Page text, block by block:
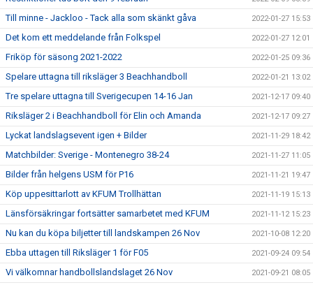
Till minne - Jackloo - Tack alla som skänkt gåva 2022-01-27 15:53
Det kom ett meddelande från Folkspel 2022-01-27 12:01
Friköp för säsong 2021-2022 2022-01-25 09:36
Spelare uttagna till riksläger 3 Beachhandboll 2022-01-21 13:02
Tre spelare uttagna till Sverigecupen 14-16 Jan 2021-12-17 09:40
Riksläger 2 i Beachhandboll för Elin och Amanda 2021-12-17 09:27
Lyckat landslagsevent igen + Bilder 2021-11-29 18:42
Matchbilder: Sverige - Montenegro 38-24 2021-11-27 11:05
Bilder från helgens USM för P16 2021-11-21 19:47
Köp uppesittarlott av KFUM Trollhättan 2021-11-19 15:13
Länsförsäkringar fortsätter samarbetet med KFUM 2021-11-12 15:23
Nu kan du köpa biljetter till landskampen 26 Nov 2021-10-08 12:20
Ebba uttagen till Riksläger 1 för F05 2021-09-24 09:54
Vi välkomnar handbollslandslaget 26 Nov 2021-09-21 08:05